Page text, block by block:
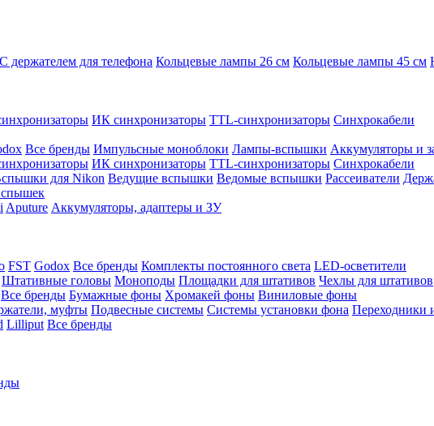
С держателем для телефона Кольцевые лампы 26 см Кольцевые лампы 45 см
ИК синхронизаторы TTL-синхронизаторы Синхрокабели
Все бренды Импульсные моноблоки Лампы-вспышки Аккумуляторы и
ИК синхронизаторы TTL-синхронизаторы Синхрокабели
для Nikon Ведущие вспышки Ведомые вспышки Рассеиватели
Aputure Аккумуляторы, адаптеры и ЗУ
FST Godox Все бренды Комплекты постоянного света LED-осветители
Штативные головы Моноподы Площадки для штативов Чехлы для штативов
Все бренды Бумажные фоны Хромакей фоны Виниловые фоны
муфты Подвесные системы Системы установки фона Переходники
Lilliput Все бренды